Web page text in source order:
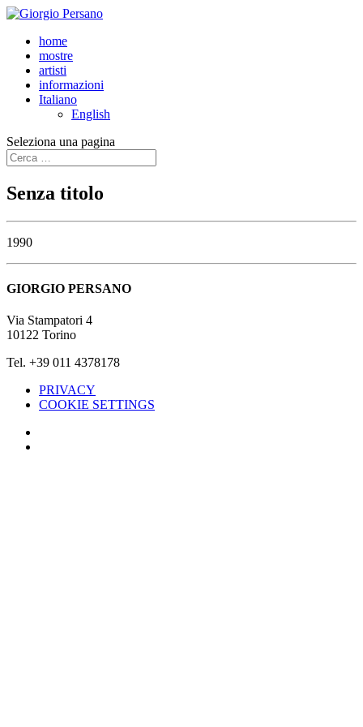
home
mostre
artisti
informazioni
Italiano
English
Seleziona una pagina
Senza titolo
1990
GIORGIO PERSANO
Via Stampatori 4
10122 Torino
Tel. +39 011 4378178
PRIVACY
COOKIE SETTINGS